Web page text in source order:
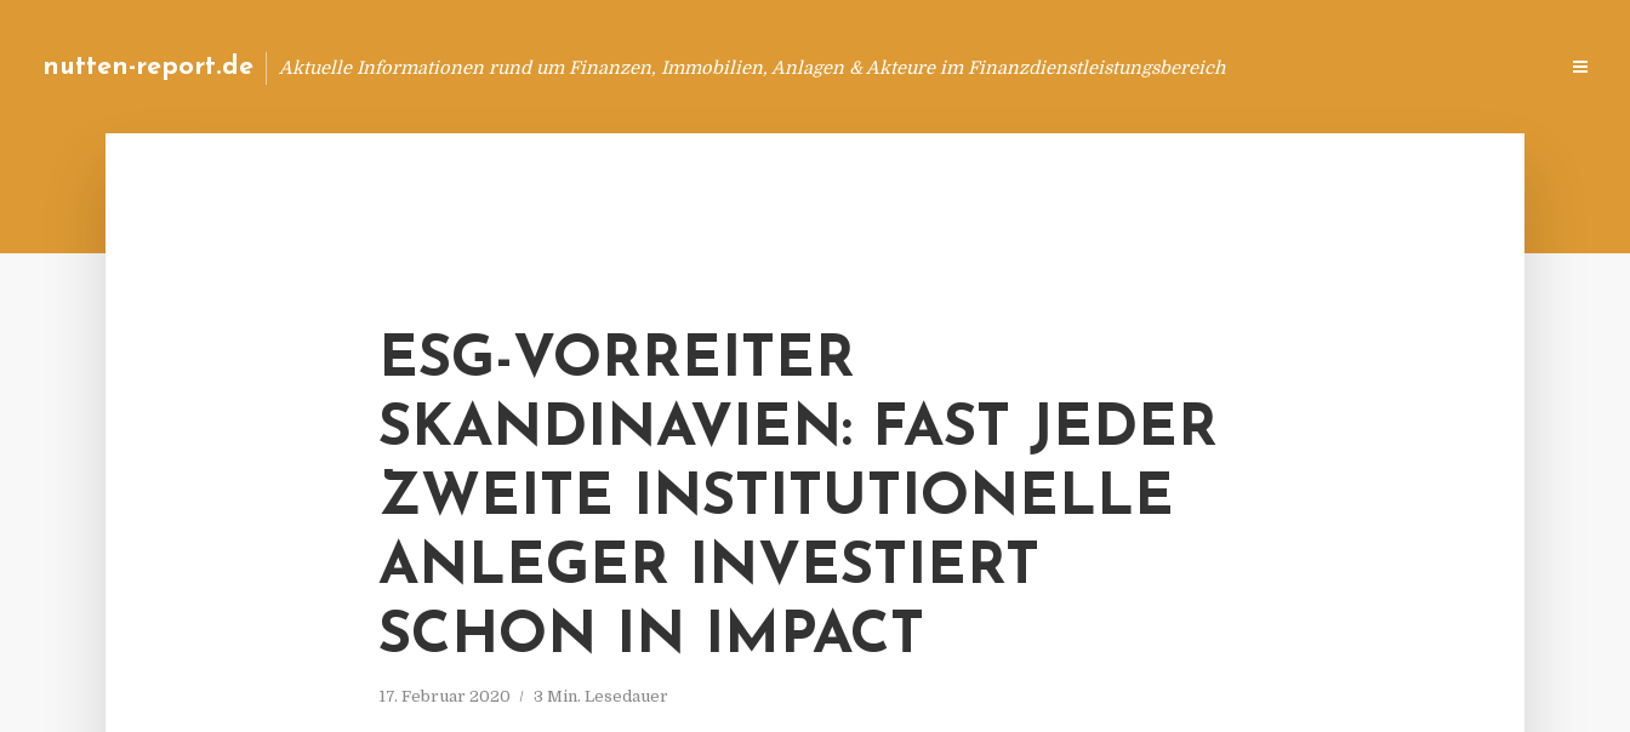
nutten-report.de Aktuelle Informationen rund um Finanzen, Immobilien, Anlagen & Akteure im Finanzdienstleistungsbereich
ESG-VORREITER
SKANDINAVIEN: FAST JEDER
ZWEITE INSTITUTIONELLE
ANLEGER INVESTIERT
SCHON IN IMPACT
17. Februar 2020 3 Min. Lesedauer